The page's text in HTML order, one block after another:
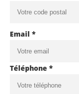
Email *
Téléphone *